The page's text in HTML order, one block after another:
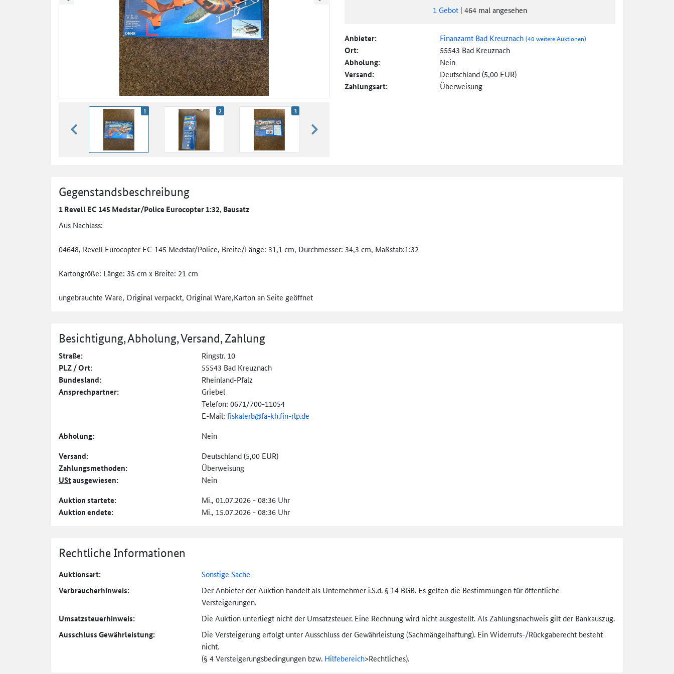
zurück blättern
1 2 3
weiter blättern
1 Gebot | 464 mal angesehen
Anbieter: Finanzamt Bad Kreuznach (40 weitere Auktionen)
Ort: 55543 Bad Kreuznach
Abholung: Nein
Versand: Deutschland (5,00 EUR)
Zahlungsart: Überweisung
Gegenstandsbeschreibung
1 Revell EC 145 Medstar/Police Eurocopter 1:32, Bausatz
Aus Nachlass:
04648, Revell Eurocopter EC-145 Medstar/Police, Breite/Länge: 31,1 cm, Durchmesser: 34,3 cm, Maßstab:1:32
Kartongröße: Länge: 35 cm x Breite: 21 cm
ungebrauchte Ware, Original verpackt, Original Ware,Karton an Seite geöffnet
Besichtigung, Abholung, Versand, Zahlung
Straße: Ringstr. 10
PLZ / Ort: 55543 Bad Kreuznach
Bundesland: Rheinland-Pfalz
Ansprechpartner:
Griebel
Telefon: 0671/700-11054
E-Mail: fiskalerb@fa-kh.fin-rlp.de
Abholung: Nein
Versand: Deutschland (5,00 EUR)
Zahlungs­methoden: Überweisung
UStausgewiesen: Nein
Auktion startete: Mi., 01.07.2026 - 08:36 Uhr
Auktion endete: Mi., 15.07.2026 - 08:36 Uhr
Rechtliche Informationen
Auktionsart: Sonstige Sache
Verbraucher­hinweis:
Der Anbieter der Auktion handelt als Unternehmer i.S.d. § 14 BGB. Es gelten die Bestimmungen für öffentliche
Versteigerungen.
Umsatzsteuer­hinweis: Die Auktion unterliegt nicht der Umsatzsteuer. Eine Rechnung wird nicht ausgestellt. Als Zahlungsnachweis gilt der Bankauszug.
Ausschluss Gewährleistung: Die Versteigerung erfolgt unter Ausschluss der Gewährleistung (Sachmängel­haftung). Ein Widerrufs-/Rückgaberecht besteht
nicht.
(§ 4 Versteigerungs­bedingungen bzw. Hilfebereich>Rechtliches).